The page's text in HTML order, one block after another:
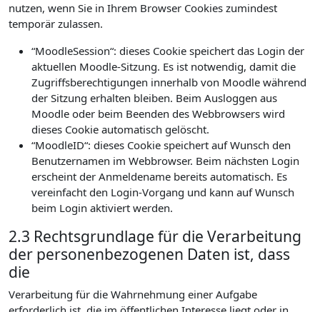
nutzen, wenn Sie in Ihrem Browser Cookies zumindest
temporär zulassen.
“MoodleSession“: dieses Cookie speichert das Login der
aktuellen Moodle-Sitzung. Es ist notwendig, damit die
Zugriffsberechtigungen innerhalb von Moodle während
der Sitzung erhalten bleiben. Beim Ausloggen aus
Moodle oder beim Beenden des Webbrowsers wird
dieses Cookie automatisch gelöscht.
“MoodleID“: dieses Cookie speichert auf Wunsch den
Benutzernamen im Webbrowser. Beim nächsten Login
erscheint der Anmeldename bereits automatisch. Es
vereinfacht den Login-Vorgang und kann auf Wunsch
beim Login aktiviert werden.
2.3 Rechtsgrundlage für die Verarbeitung
der personenbezogenen Daten ist, dass
die
Verarbeitung für die Wahrnehmung einer Aufgabe